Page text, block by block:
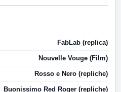
FabLab (replica)
Nouvelle Vouge (Film)
Rosso e Nero (repliche)
Buonissimo Red Roger (repliche)